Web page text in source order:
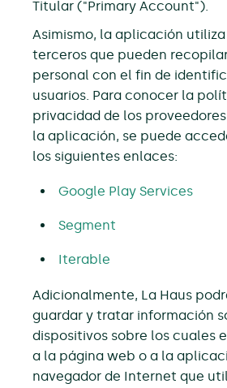
Titular ("Primary Account").
Asimismo, la aplicación
terceros que pueden
personal con el fin de
usuarios. Para conocer la
privacidad de los
la aplicación, se puede
los siguientes enlaces:
Google Play Services
Segment
Iterable
Adicionalmente, La Haus
guardar y tratar información
dispositivos sobre los cuales
a la página web o a la
navegador de Internet que